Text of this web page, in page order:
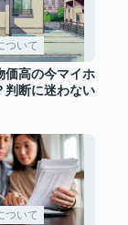
いて
価高の今マイホ
判断に迷わない
いて